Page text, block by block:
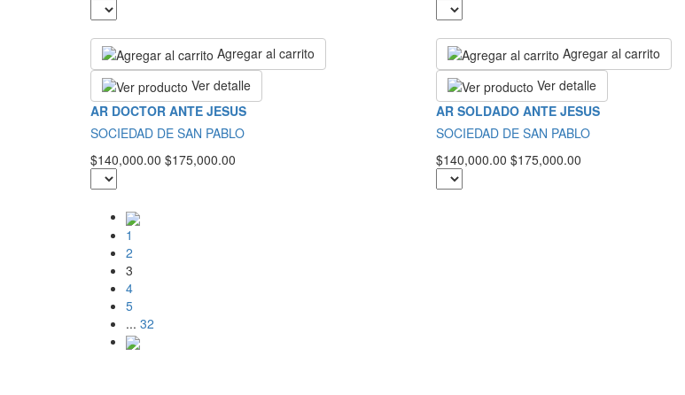
Agregar al carrito
Ver detalle
AR DOCTOR ANTE JESUS
SOCIEDAD DE SAN PABLO
$140,000.00 $175,000.00
Agregar al carrito
Ver detalle
AR SOLDADO ANTE JESUS
SOCIEDAD DE SAN PABLO
$140,000.00 $175,000.00
1
2
3
4
5
... 32